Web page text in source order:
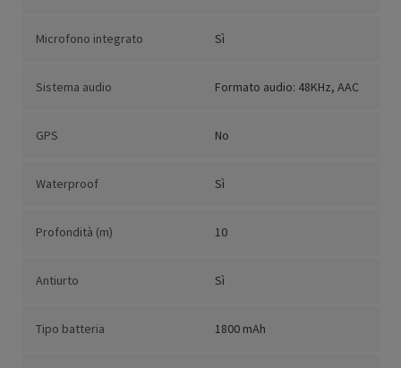
Microfono integrato Sì
Sistema audio Formato audio: 48KHz, AAC
GPS No
Waterproof Sì
Profondità (m) 10
Antiurto Sì
Tipo batteria 1800 mAh